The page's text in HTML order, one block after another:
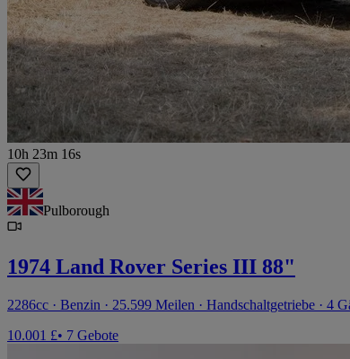
10h 23m 16s
Pulborough
1974 Land Rover Series III 88"
2286cc · Benzin · 25.599 Meilen · Handschaltgetriebe · 4
10.001 £• 7 Gebote